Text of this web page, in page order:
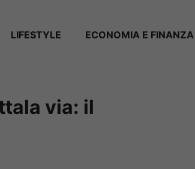
LIFESTYLE ECONOMIA E FINANZA
via: il